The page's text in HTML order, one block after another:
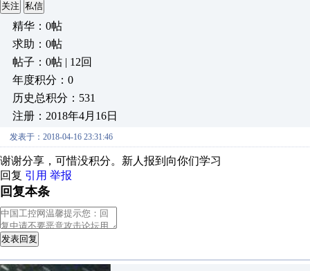
关注 私信
精华：0帖
求助：0帖
帖子：0帖 | 12回
年度积分：0
历史总积分：531
注册：2018年4月16日
发表于：2018-04-16 23:31:46
谢谢分享，可惜没积分。新人报到向你们学习
回复 引用 举报
回复本条
发表回复